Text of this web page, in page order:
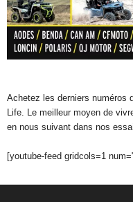
Achetez les derniers numéros
Life. Le meilleur moyen de
en nous suivant dans nos
[youtube-feed gridcols=1